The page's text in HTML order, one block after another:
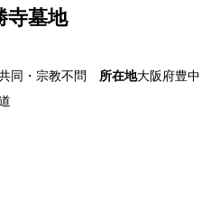
寺墓地
同・宗教不問 所在地大阪府豊中